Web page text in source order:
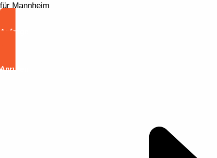
für Mannheim
Anfrage
Anrufen